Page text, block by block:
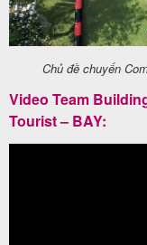
Chủ đề chuyến
Video Team
Tourist – BAY: